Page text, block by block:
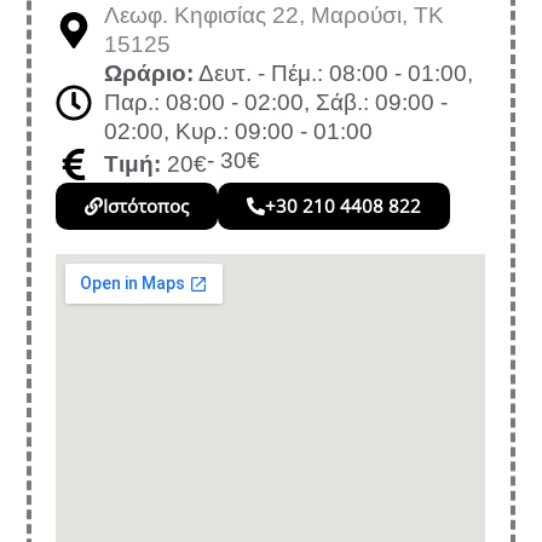
Λεωφ. Κηφισίας 22, Μαρούσι, TK
15125
Ωράριο: Δευτ. - Πέμ.: 08:00 - 01:00,
Παρ.: 08:00 - 02:00, Σάβ.: 09:00 -
02:00, Κυρ.: 09:00 - 01:00
Τιμή: 20€- 30€
Ιστότοπος +30 210 4408 822